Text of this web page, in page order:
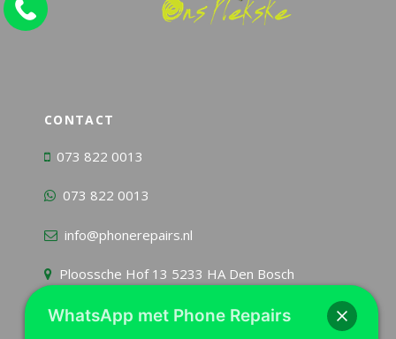
CONTACT
073 822 0013
073 822 0013
info@phonerepairs.nl
Ploossche Hof 13 5233 HA Den Bosch
54963303
WhatsApp met Phone Repairs